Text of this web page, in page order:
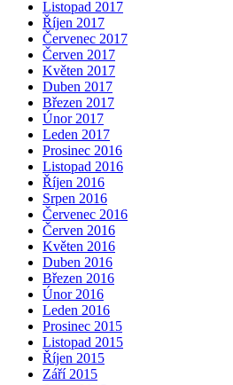
Listopad 2017
Říjen 2017
Červenec 2017
Červen 2017
Květen 2017
Duben 2017
Březen 2017
Únor 2017
Leden 2017
Prosinec 2016
Listopad 2016
Říjen 2016
Srpen 2016
Červenec 2016
Červen 2016
Květen 2016
Duben 2016
Březen 2016
Únor 2016
Leden 2016
Prosinec 2015
Listopad 2015
Říjen 2015
Září 2015